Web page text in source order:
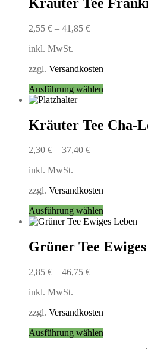
2,55 € – 41,85 €
inkl. MwSt.
zzgl. Versandkosten
Ausführung wählen
mehrere
Varianten
der
Produktseite
gewählt
werden
Kräuter Tee Cha-
2,30 € – 37,40 €
inkl. MwSt.
zzgl. Versandkosten
Ausführung wählen
Produkt
mehrere
Varianten
der
Produktseite
gewählt
Grüner Tee
2,85 € – 46,75 €
inkl. MwSt.
zzgl. Versandkosten
Ausführung wählen